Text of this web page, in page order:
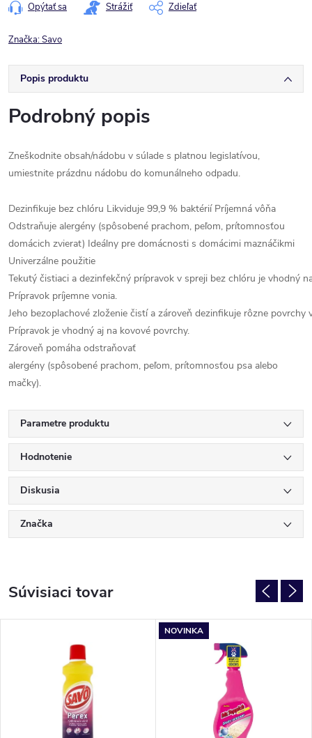
Opýtať sa Strážiť Zdieľať
Značka:Savo
Popis produktu
Podrobný popis
Zneškodnite obsah/nádobu v súlade s platnou legislatívou,
umiestnite prázdnu nádobu do komunálneho odpadu.
Dezinfikuje bez chlóru Likviduje 99,9 % baktérií Príjemná vôňa
Odstraňuje alergény (spôsobené prachom, peľom, prítomnosťou
domácich zvierat) Ideálny pre domácnosti s domácimi maznáčikmi
Univerzálne použitie
Tekutý čistiaci a dezinfekčný prípravok v spreji bez chlóru je vhodný
Prípravok príjemne vonia.
Jeho bezoplachové zloženie čistí a zároveň dezinfikuje rôzne
Prípravok je vhodný aj na kovové povrchy.
Zároveň pomáha odstraňovať
alergény (spôsobené prachom, peľom, prítomnosťou psa alebo
mačky).
Parametre produktu
Hodnotenie
Diskusia
Značka
Súvisiaci tovar
NOVINKA